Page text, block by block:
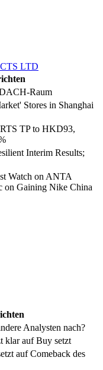
LTD
Raum
Stores in Shanghai
TP to HKD93,
Interim Results;
Watch on ANTA
on Gaining Nike China
Analysten nach?
klar auf Buy setzt
auf Comeback des